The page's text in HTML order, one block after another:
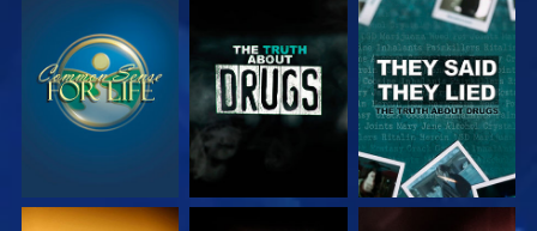
MŰSORNÉZÉS MŰSORNÉZÉS MŰSORNÉZÉS